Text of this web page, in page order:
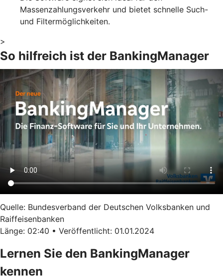
Massenzahlungsverkehr und bietet schnelle Such-
und Filtermöglichkeiten.
>
So hilfreich ist der BankingManager
Quelle: Bundesverband der Deutschen Volksbanken und
Raiffeisenbanken
Länge: 02:40 • Veröffentlicht: 01.01.2024
Lernen Sie den BankingManager
kennen